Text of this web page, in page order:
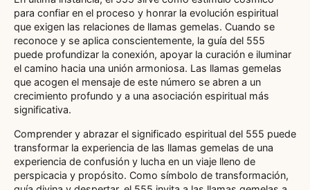
para confiar en el proceso y honrar la evolución espiritual
que exigen las relaciones de llamas gemelas. Cuando se
reconoce y se aplica conscientemente, la guía del 555
puede profundizar la conexión, apoyar la curación e iluminar
el camino hacia una unión armoniosa. Las llamas gemelas
que acogen el mensaje de este número se abren a un
crecimiento profundo y a una asociación espiritual más
significativa.
Comprender y abrazar el significado espiritual del 555 puede
transformar la experiencia de las llamas gemelas de una
experiencia de confusión y lucha en un viaje lleno de
perspicacia y propósito. Como símbolo de transformación,